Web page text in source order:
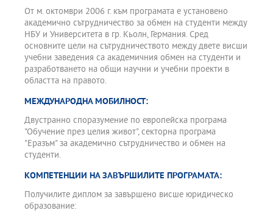
От м. октомври 2006 г. към програмата е установено
академично сътрудничество за обмен на студенти между
НБУ и Университета в гр. Кьолн, Германия. Сред
основните цели на сътрудничеството между двете висши
учебни заведения са академичния обмен на студенти и
разработването на общи научни и учебни проекти в
областта на правото.
МЕЖДУНАРОДНА МОБИЛНОСТ:
Двустранно споразумение по европейска програма
"Обучение през целия живот", секторна програма
"Еразъм" за академично сътрудничество и обмен на
студенти.
КОМПЕТЕНЦИИ НА ЗАВЪРШИЛИТЕ ПРОГРАМАТА:
Получилите диплом за завършено висше юридическо
образование: